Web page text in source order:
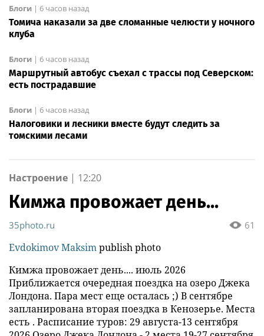
Блоги | 6 часов назад
Томича наказали за две сломанные челюсти у ночного
клуба
Блоги | 6 часов назад
Маршрутный автобус съехал с трассы под Северском:
есть пострадавшие
Блоги | 6 часов назад
Налоговики и лесники вместе будут следить за
томскими лесами
Настроение | 12:20
Кимжа провожает день...
61
35photo.ru
Evdokimov Maksimpublish photo
Кимжа провожает день.... июль 2026
Приближается очередная поездка на озеро Джека
Лондона. Пара мест еще осталась ;) В сентябре
запланирована вторая поездка в Кенозерье. Места
есть . Расписание туров: 29 августа-13 сентября